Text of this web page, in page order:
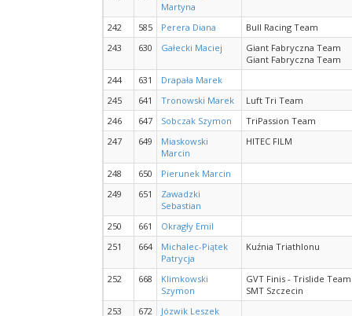
Martyna
242
585 Perera Diana
Bull Racing Team
243
630 Gałecki Maciej
Giant Fabryczna Team
Giant Fabryczna Team
244
631
Drapała Marek
245
641 Tronowski Marek
Luft Tri Team
246
647 Sobczak Szymon
TriPassion Team
247
649
Miaskowski
Marcin
HITEC FILM
248 650
Pierunek Marcin
249
651
Zawadzki
Sebastian
250
661
Okragły Emil
251
664
Michalec-Piątek
Patrycja
Kuźnia Triathlonu
252 668
Klimkowski
Szymon
GVT Finis - Trislide
SMT Szczecin
253
672 Józwik Leszek